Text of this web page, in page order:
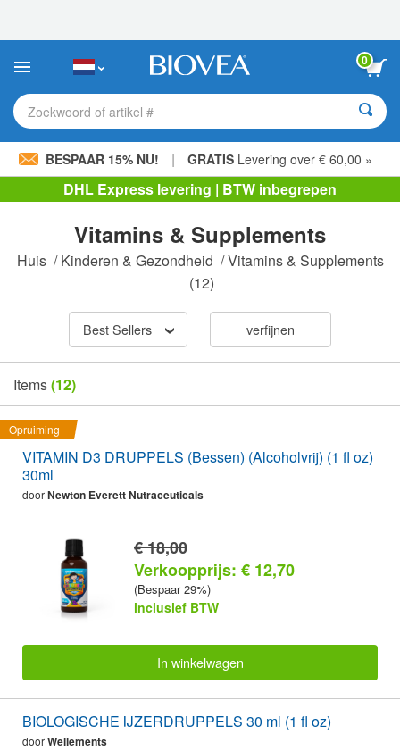
Deze
bevat
toegankelijkheidssysteem.
0
Zoekwoord of artikel #
BESPAAR 15% NU! | GRATIS Levering over € 60,00 »
DHL Express levering | BTW inbegrepen
Vitamins & Supplements
Huis /Kinderen & Gezondheid /Vitamins & Supplements
(12)
Best Sellers verfijnen
Items(12)
Opruiming
VITAMIN D3 DRUPPELS (Bessen) (Alcoholvrij) (1 fl oz)
30ml
doorNewton Everett Nutraceuticals
€ 18,00
Verkoopprijs: € 12,70
(Bespaar 29%)
inclusief BTW
In winkelwagen
BIOLOGISCHE IJZERDRUPPELS 30 ml (1 fl oz)
doorWellements